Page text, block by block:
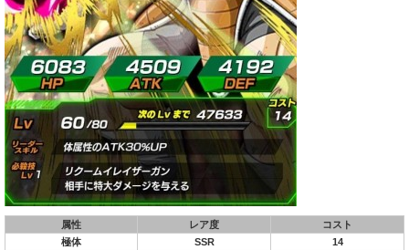
属性 レア度
コスト
極体
SSR
14